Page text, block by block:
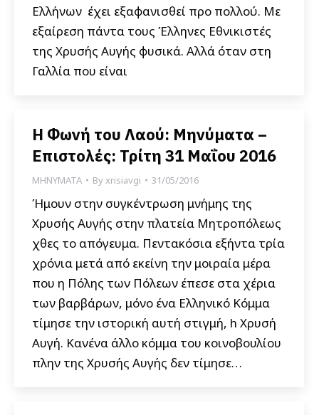
Ελλήνων έχει εξαφανισθεί προ πολλού. Με
εξαίρεση πάντα τους Έλληνες Εθνικιστές
της Χρυσής Αυγής φυσικά. Αλλά όταν στη
Γαλλία που είναι
Η Φωνή του Λαού: Μηνύματα –
Επιστολές: Τρίτη 31 Μαΐου 2016
ΜΗΝΥΜΑΤΑ Byxrisiavgi 31/05/2016
Ήμουν στην συγκέντρωση μνήμης της
Χρυσής Αυγής στην πλατεία Μητροπόλεως
χθες το απόγευμα. Πεντακόσια εξήντα τρία
χρόνια μετά από εκείνη την μοιραία μέρα
που η Πόλης των Πόλεων έπεσε στα χέρια
των βαρβάρων, μόνο ένα Ελληνικό Κόμμα
τίμησε την ιστορική αυτή στιγμή, h Χρυσή
Αυγή. Κανένα άλλο κόμμα του κοινοβουλίου
πλην της Χρυσής Αυγής δεν τίμησε…